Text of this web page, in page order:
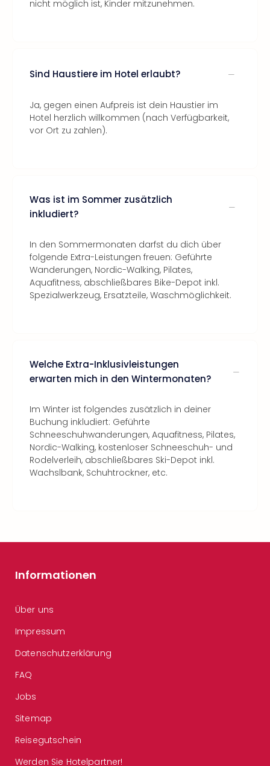
nicht möglich ist, Kinder mitzunehmen.
Sind Haustiere im Hotel erlaubt?
Ja, gegen einen Aufpreis ist dein Haustier im
Hotel herzlich willkommen (nach Verfügbarkeit,
vor Ort zu zahlen).
Was ist im Sommer zusätzlich
inkludiert?
In den Sommermonaten darfst du dich über
folgende Extra-Leistungen freuen: Geführte
Wanderungen, Nordic-Walking, Pilates,
Aquafitness, abschließbares Bike-Depot inkl.
Spezialwerkzeug, Ersatzteile, Waschmöglichkeit.
Welche Extra-Inklusivleistungen
erwarten mich in den Wintermonaten?
Im Winter ist folgendes zusätzlich in deiner
Buchung inkludiert: Geführte
Schneeschuhwanderungen, Aquafitness, Pilates,
Nordic-Walking, kostenloser Schneeschuh- und
Rodelverleih, abschließbares Ski-Depot inkl.
Wachslbank, Schuhtrockner, etc.
Informationen
Über uns
Impressum
Datenschutzerklärung
FAQ
Jobs
Sitemap
Reisegutschein
Werden Sie Hotelpartner!